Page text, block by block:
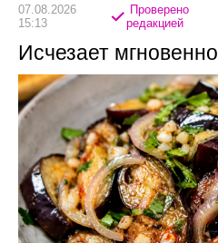
07.08.2026
15:13
Проверено
редакцией
Исчезает мгновенно